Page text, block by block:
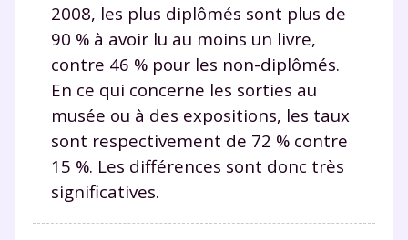
2008, les plus diplômés sont plus de
90 % à avoir lu au moins un livre,
contre 46 % pour les non-diplômés.
En ce qui concerne les sorties au
musée ou à des expositions, les taux
sont respectivement de 72 % contre
15 %. Les différences sont donc très
significatives.